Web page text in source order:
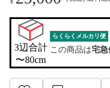
3辺合計
〜80cm
らくらくメルカリ便
この商品は宅急